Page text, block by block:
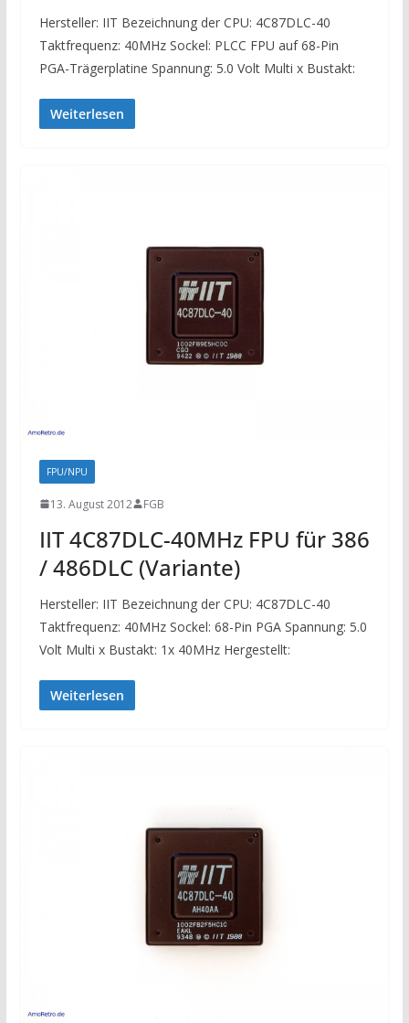
Hersteller: IIT Bezeichnung der CPU: 4C87DLC-40
Taktfrequenz: 40MHz Sockel: PLCC FPU auf 68-Pin
PGA-Trägerplatine Spannung: 5.0 Volt Multi x Bustakt:
Weiterlesen
FPU/NPU
13. August 2012 FGB
IIT 4C87DLC-40MHz FPU für 386
/ 486DLC (Variante)
Hersteller: IIT Bezeichnung der CPU: 4C87DLC-40
Taktfrequenz: 40MHz Sockel: 68-Pin PGA Spannung: 5.0
Volt Multi x Bustakt: 1x 40MHz Hergestellt:
Weiterlesen